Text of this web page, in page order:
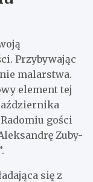
Przybywając
malarstwa.
element tej
gości
Zuby-
się z